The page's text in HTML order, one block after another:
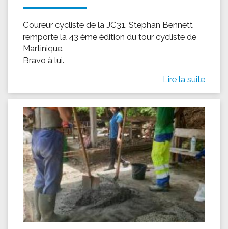
Coureur cycliste de la JC31, Stephan Bennett
remporte la 43 ème édition du tour cycliste de
Martinique.
Bravo à lui.
Lire la suite